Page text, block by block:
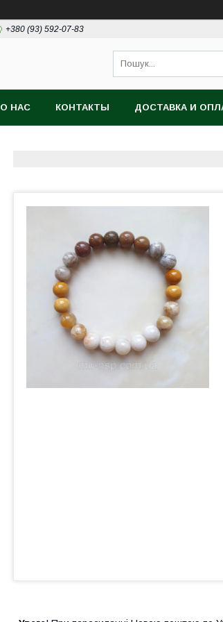
+380 (93) 592-07-83
О НАС КОНТАКТЫ ДОСТАВКА И